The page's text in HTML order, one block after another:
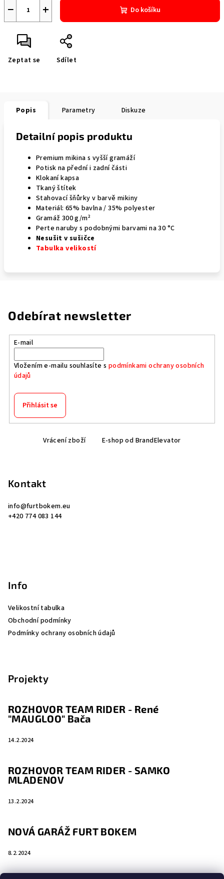
+
− Do košíku
Zeptat se Sdílet
Popis Parametry Diskuze
Detailní popis produktu
Premium mikina s vyšší gramáží
Potisk na přední i zadní části
Klokaní kapsa
Tkaný štítek
Stahovací šňůrky v barvě mikiny
Materiál: 65% bavlna / 35% polyester
Gramáž 300 g/m²
Perte naruby s podobnými barvami na30 °C
Nesušit v sušičce
Tabulka velikostí
Odebírat newsletter
E-mail
Vložením e-mailu souhlasíte s podmínkami ochrany osobních
údajů
Přihlásit se
Vrácení zboží E-shop od BrandElevator
Kontakt
info@furtbokem.eu
+420 774 083 144
Info
Velikostní tabulka
Obchodní podmínky
Podmínky ochrany osobních údajů
Projekty
ROZHOVOR TEAM RIDER - René
"MAUGLOO" Bača
14.2.2024
ROZHOVOR TEAM RIDER - SAMKO
MLADENOV
13.2.2024
NOVÁ GARÁŽ FURT BOKEM
8.2.2024